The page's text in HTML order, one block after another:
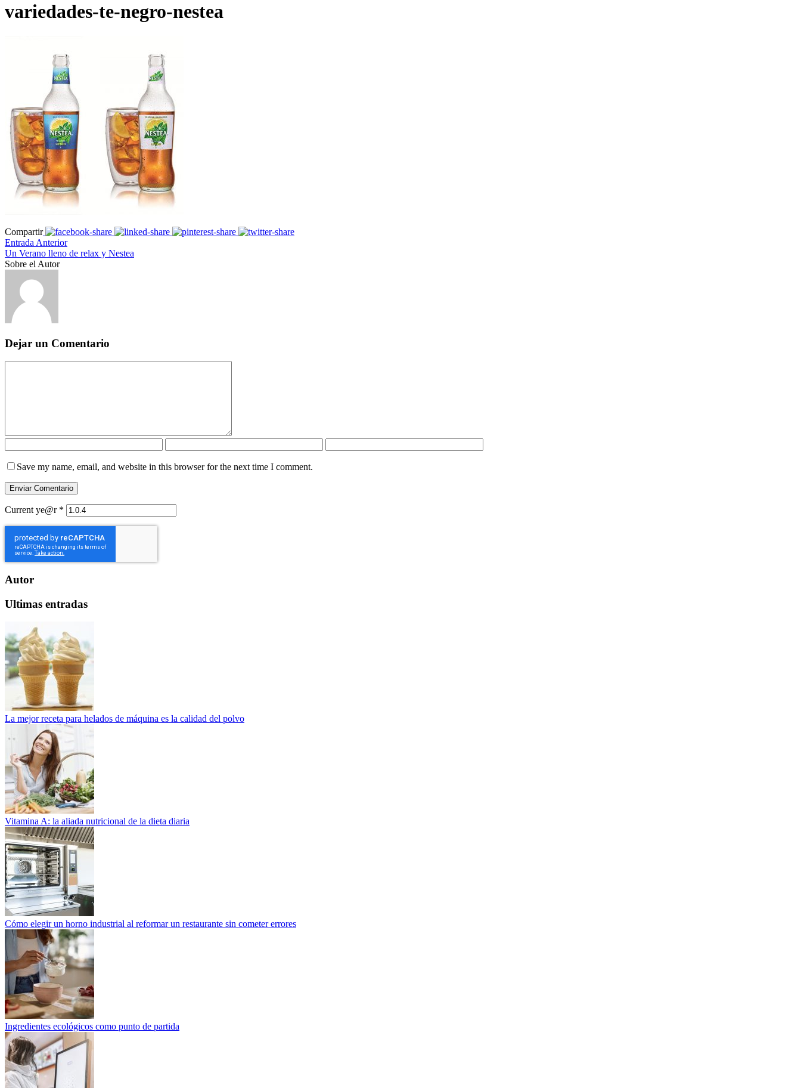
variedades-te-negro-nestea
Compartir
Entrada Anterior
Un Verano lleno de relax y Nestea
Sobre el Autor
Dejar un Comentario
Save my name, email, and website in this browser for the next time I comment.
Current ye@r *
Autor
Ultimas entradas
La mejor receta para helados de máquina es la calidad del polvo
Vitamina A: la aliada nutricional de la dieta diaria
Cómo elegir un horno industrial al reformar un restaurante sin cometer errores
Ingredientes ecológicos como punto de partida